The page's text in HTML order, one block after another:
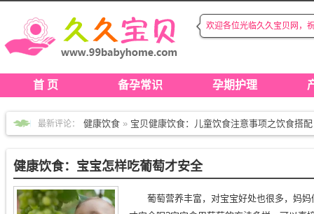
◆◆ 欢迎各位光临久久宝贝网，
首 页 备孕常识 孕期护理
最新评论： 健康饮食 » 宝贝健康饮食：儿童饮食注意事项之饮食搭配
育儿心经»育儿心经：新生儿脐带护理
产后护理»产后护理：孕妇产后护理注意要点（三）
产后护理
产后护理：坐月子饮食注意事项
产后护理
»产后护理：​产后如何恢复身材?
健康饮食：宝宝怎样吃葡萄才安全
葡萄营养丰富，对宝宝好处也很多，妈